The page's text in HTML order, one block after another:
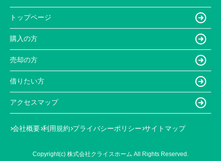
トップページ
購入の方
売却の方
借りたい方
アクセスマップ
会社概要 利用規約 プライバシーポリシー サイトマップ
Copyright(c) 株式会社クライスホーム All Rights Reserved.